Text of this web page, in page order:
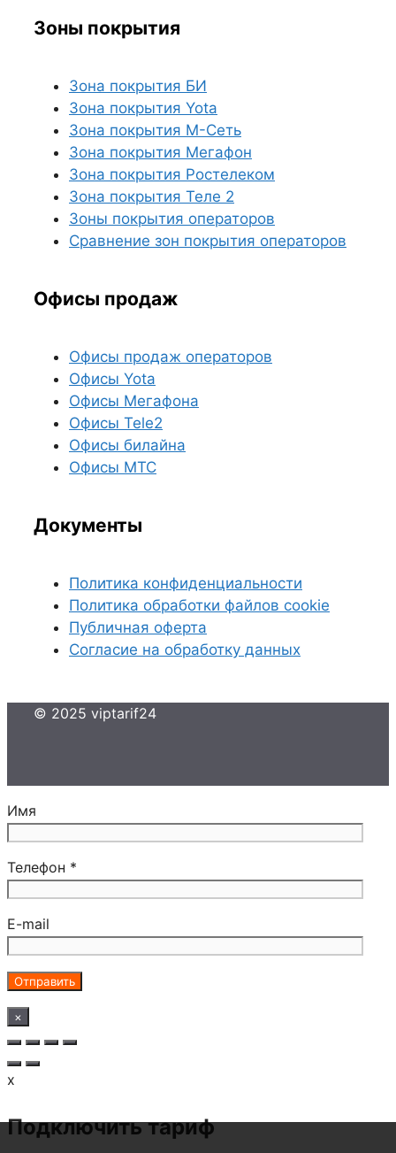
Зоны покрытия
Зона покрытия БИ
Зона покрытия Yota
Зона покрытия М-Сеть
Зона покрытия Мегафон
Зона покрытия Ростелеком
Зона покрытия Теле 2
Зоны покрытия операторов
Сравнение зон покрытия операторов
Офисы продаж
Офисы продаж операторов
Офисы Yota
Офисы Мегафона
Офисы Tele2
Офисы билайна
Офисы МТС
Документы
Политика конфиденциальности
Политика обработки файлов cookie
Публичная оферта
Согласие на обработку данных
© 2025 viptarif24
Имя
Телефон *
E-mail
×
x
Подключить тариф